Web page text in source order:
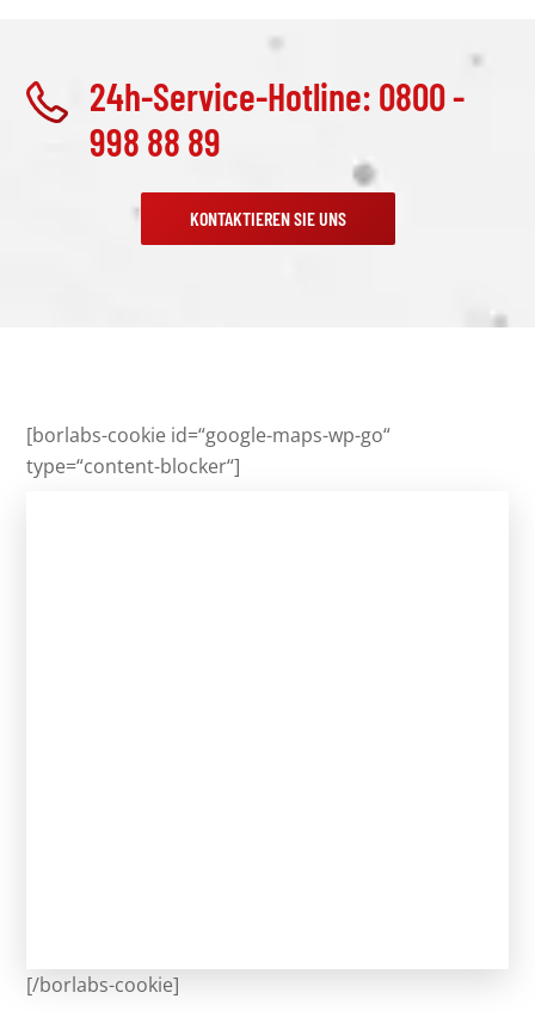
24h-Service-Hotline: 0800 -
998 88 89
KONTAKTIEREN SIE UNS
[borlabs-cookie id=“google-maps-wp-go“
type=“content-blocker“]
[/borlabs-cookie]